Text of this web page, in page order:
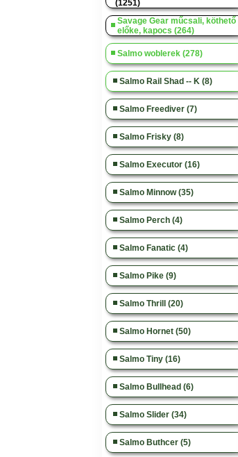
(1251)
Savage Gear műcsali, köthető
előke, kapocs (264)
Salmo woblerek (278)
Salmo Rail Shad -- K (8)
Salmo Freediver (7)
Salmo Frisky (8)
Salmo Executor (16)
Salmo Minnow (35)
Salmo Perch (4)
Salmo Fanatic (4)
Salmo Pike (9)
Salmo Thrill (20)
Salmo Hornet (50)
Salmo Tiny (16)
Salmo Bullhead (6)
Salmo Slider (34)
Salmo Buthcer (5)